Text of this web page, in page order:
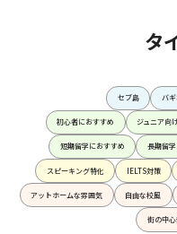
タ
セブ島 バ
初心者におすすめ ジュニア向
短期留学におすすめ 長期留
スピーキング特化 IELTS対策
アットホームな雰囲気 自由な校風
街の中心